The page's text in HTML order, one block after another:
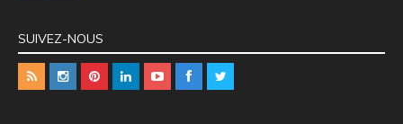
SUIVEZ-NOUS